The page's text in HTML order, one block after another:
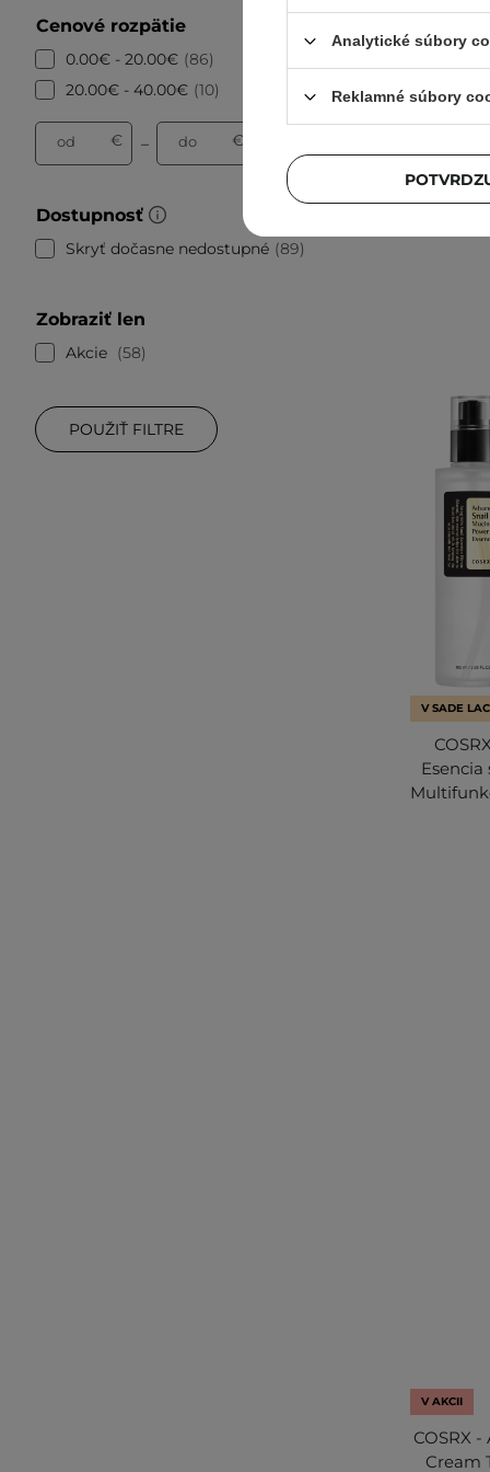
Cenové rozpätie
0.00€ - 20.00€ 86
20.00€ - 40.00€ 10
od € – do €
Dostupnosť
Skryť dočasne nedostupné 89
Zobraziť len
Akcie 58
POUŽIŤ FILTRE
V AKCII
V SADE
V AKCII
COSRX
Cream
Analytické súbory
Reklamné súbory